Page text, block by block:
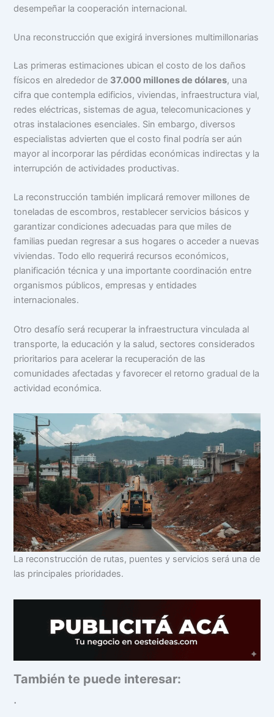
desempeñar la cooperación internacional.
Una reconstrucción que exigirá inversiones multimillonarias
Las primeras estimaciones ubican el costo de los daños
físicos en alrededor de 37.000 millones de dólares, una
cifra que contempla edificios, viviendas, infraestructura vial,
redes eléctricas, sistemas de agua, telecomunicaciones y
otras instalaciones esenciales. Sin embargo, diversos
especialistas advierten que el costo final podría ser aún
mayor al incorporar las pérdidas económicas indirectas y la
interrupción de actividades productivas.
La reconstrucción también implicará remover millones de
toneladas de escombros, restablecer servicios básicos y
garantizar condiciones adecuadas para que miles de
familias puedan regresar a sus hogares o acceder a nuevas
viviendas. Todo ello requerirá recursos económicos,
planificación técnica y una importante coordinación entre
organismos públicos, empresas y entidades
internacionales.
Otro desafío será recuperar la infraestructura vinculada al
transporte, la educación y la salud, sectores considerados
prioritarios para acelerar la recuperación de las
comunidades afectadas y favorecer el retorno gradual de la
actividad económica.
La reconstrucción de rutas, puentes y servicios será una de
las principales prioridades.
También te puede interesar:
.